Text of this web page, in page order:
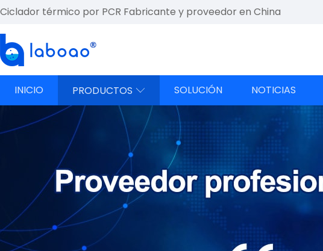
Ciclador térmico por PCR Fabricante y proveedor en China
INICIO PRODUCTOS  SOLUCIÓN NOTICIAS